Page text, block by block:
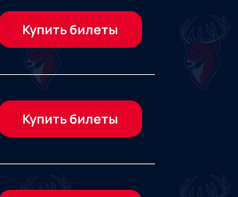
Купить билеты
Купить билеты